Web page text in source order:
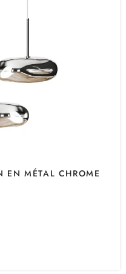
MÉTAL CHROME